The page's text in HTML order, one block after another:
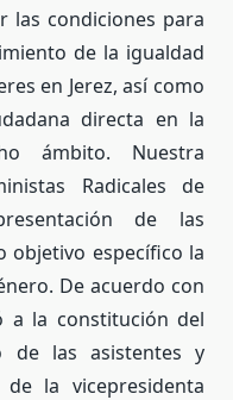
las condiciones para
de la igualdad
en Jerez, así como
directa en la
ámbito. Nuestra
Radicales de
de las
objetivo específico la
De acuerdo con
a la constitución del
de las asistentes y
la vicepresidenta